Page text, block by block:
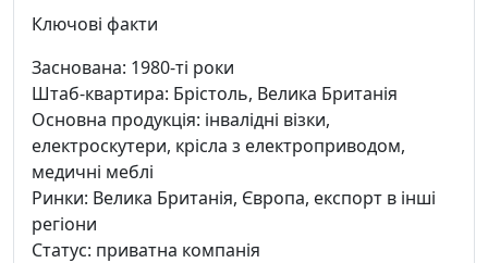
Ключові факти
Заснована: 1980-ті роки
Штаб-квартира: Брістоль, Велика Британія
Основна продукція: інвалідні візки,
електроскутери, крісла з електроприводом,
медичні меблі
Ринки: Велика Британія, Європа, експорт в інші
регіони
Статус: приватна компанія